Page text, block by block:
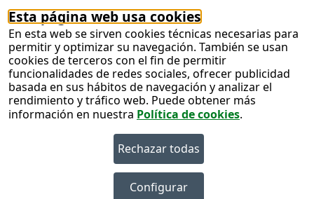
Esta página web usa cookies
En esta web se sirven cookies técnicas necesarias para
permitir y optimizar su navegación. También se usan
cookies de terceros con el fin de permitir
funcionalidades de redes sociales, ofrecer publicidad
basada en sus hábitos de navegación y analizar el
rendimiento y tráfico web. Puede obtener más
información en nuestra Política de cookies.